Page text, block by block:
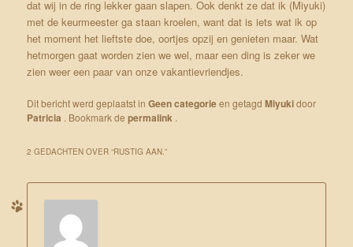
dat wij in de ring lekker gaan slapen. Ook denkt ze dat ik (Miyuki)
met de keurmeester ga staan kroelen, want dat is iets wat ik op
het moment het lieftste doe, oortjes opzij en genieten maar. Wat
hetmorgen gaat worden zien we wel, maar een ding is zeker we
zien weer een paar van onze vakantievriendjes.
Dit bericht werd geplaatst inGeen categorieen getagdMiyukidoor
Patricia . Bookmark depermalink .
2 GEDACHTEN OVER “RUSTIG AAN.”